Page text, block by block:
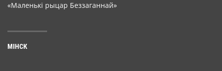
«Маленькі рыцар Беззаганнай»
МІНСК